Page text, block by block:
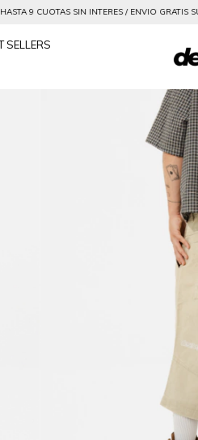
/ ENVIO GRATIS SUPERANDO LOS $150000
SELLERS